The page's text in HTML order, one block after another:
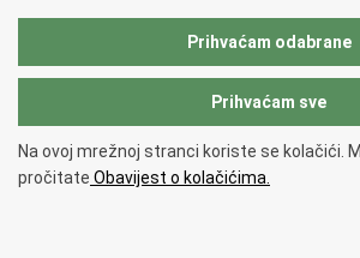
Vučetić"
Copyright © 2026 Policijska uprava zadarska.
pristupačnosti.
Prihvaćam odabrane
Prihvaćam sve
Na ovoj mrežnoj stranci koriste se kolačići.
pročitate Obavijest o kolačićima.